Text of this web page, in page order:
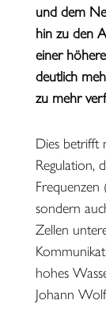
und dem
hin zu den
einer
deutlich
zu mehr
Dies betrifft
Regulation,
Frequenzen
sondern
Zellen
hohes
Johann